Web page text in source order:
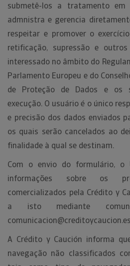
submetê-los a tratamento
admnistra e gerencia
respeitar e promover o
retificação, supressão e
interessado no âmbito do
Parlamento Europeu e do
de Proteção de Dados e os
execução. O usuário é o único
e precisão dos dados enviados
os quais serão cancelados ao
finalidade à qual se destinam.
Com o envio do formulário, o
informações sobre os
comercializados pela Crédito y
a isto mediante
comunicacion@creditoycaucion.es
A Crédito y Caución informa
navegação não classificados